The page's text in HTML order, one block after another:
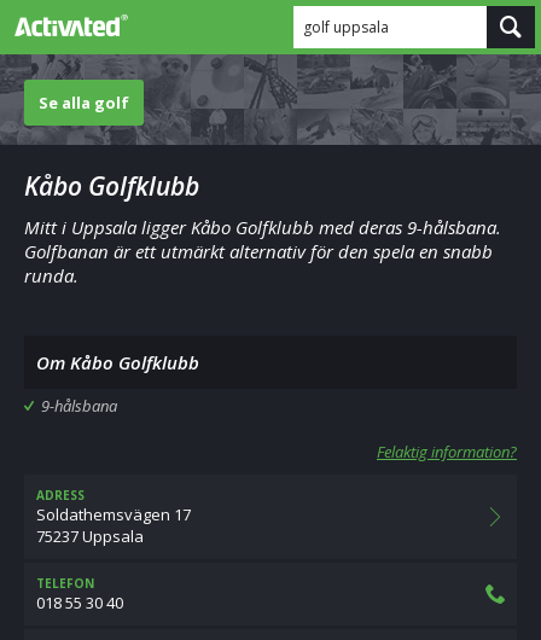
golf uppsala
Se alla golf
Kåbo Golfklubb
Mitt i Uppsala ligger Kåbo Golfklubb med deras 9-hålsbana.
Golfbanan är ett utmärkt alternativ för den spela en snabb
runda.
Om Kåbo Golfklubb
9-hålsbana
Felaktig information?
ADRESS
Soldathemsvägen 17
75237 Uppsala
TELEFON
018 55 30 40